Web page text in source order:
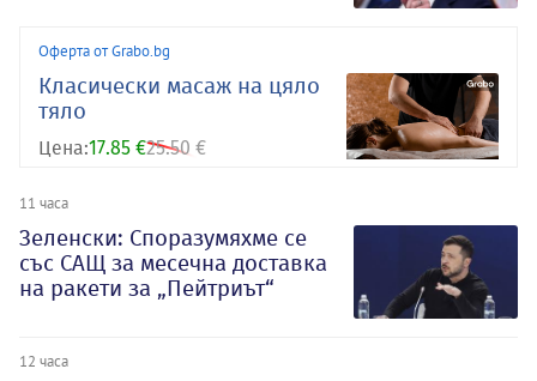
Оферта от Grabo.bg
Класически масаж на цяло
тяло
Цена:17.85 €25.50 €
11 часа
Зеленски: Споразумяхме се
със САЩ за месечна доставка
на ракети за „Пейтриът“
12 часа